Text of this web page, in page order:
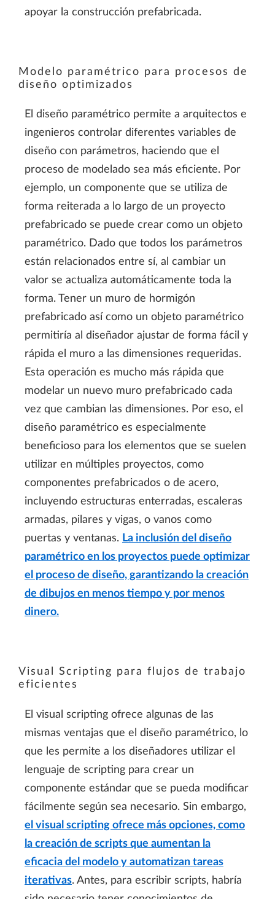
apoyar la construcción prefabricada.
Modelo paramétrico para procesos de
diseño optimizados
El diseño paramétrico permite a arquitectos e
ingenieros controlar diferentes variables de
diseño con parámetros, haciendo que el
proceso de modelado sea más eficiente. Por
ejemplo, un componente que se utiliza de
forma reiterada a lo largo de un proyecto
prefabricado se puede crear como un objeto
paramétrico. Dado que todos los parámetros
están relacionados entre sí, al cambiar un
valor se actualiza automáticamente toda la
forma. Tener un muro de hormigón
prefabricado así como un objeto paramétrico
permitiría al diseñador ajustar de forma fácil y
rápida el muro a las dimensiones requeridas.
Esta operación es mucho más rápida que
modelar un nuevo muro prefabricado cada
vez que cambian las dimensiones. Por eso, el
diseño paramétrico es especialmente
beneficioso para los elementos que se suelen
utilizar en múltiples proyectos, como
componentes prefabricados o de acero,
incluyendo estructuras enterradas, escaleras
armadas, pilares y vigas, o vanos como
puertas y ventanas. La inclusión del diseño
paramétrico en los proyectos puede optimizar
el proceso de diseño, garantizando la creación
de dibujos en menos tiempo y por menos
dinero.
Visual Scripting para flujos de trabajo
eficientes
El visual scripting ofrece algunas de las
mismas ventajas que el diseño paramétrico, lo
que les permite a los diseñadores utilizar el
lenguaje de scripting para crear un
componente estándar que se pueda modificar
fácilmente según sea necesario. Sin embargo,
el visual scripting ofrece más opciones, como
la creación de scripts que aumentan la
eficacia del modelo y automatizan tareas
iterativas. Antes, para escribir scripts, habría